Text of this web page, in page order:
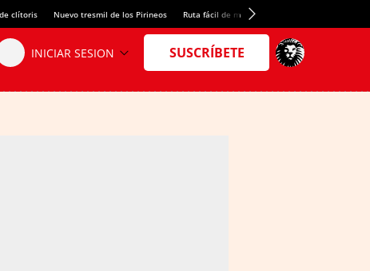
clítoris Nuevo tresmil de los Pirineos Ruta fácil de montaña